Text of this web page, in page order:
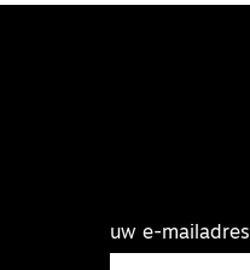
uw e-mailadres